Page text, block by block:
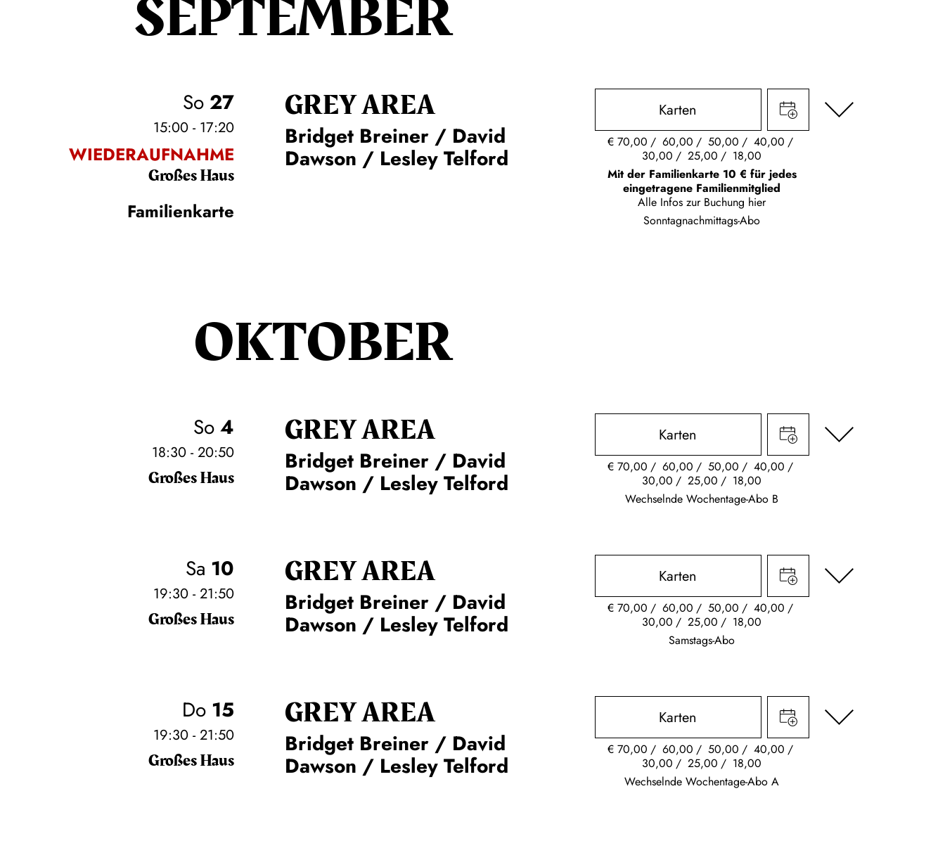
SEPTEMBER
So27
15:00 - 17:20
WIEDERAUFNAHME
Großes Haus
Familienkarte
GREY AREA
Bridget Breiner / David
Dawson / Lesley Telford
Karten
€70,00 60,00 50,00
40,00
30,00
25,00
18,00
Mit der Familienkarte 10 € für jedes
eingetragene Familienmitglied
Alle Infos zur Buchung hier
Sonntagnachmittags-Abo
OKTOBER
So4
18:30 - 20:50
Großes Haus
GREY AREA
Bridget Breiner / David
Dawson / Lesley Telford
Karten
€70,00 60,00 50,00
40,00
30,00
25,00
18,00
Wechselnde Wochentage-Abo B
Sa 10
19:30 - 21:50
Großes Haus
GREY AREA
Bridget Breiner / David
Dawson / Lesley Telford
Karten
€70,00 60,00 50,00
40,00
30,00
25,00
18,00
Samstags-Abo
Do 15
19:30 - 21:50
Großes Haus
GREY AREA
Bridget Breiner / David
Dawson / Lesley Telford
Karten
€70,00 60,00 50,00
40,00
30,00
25,00
18,00
Wechselnde Wochentage-Abo A